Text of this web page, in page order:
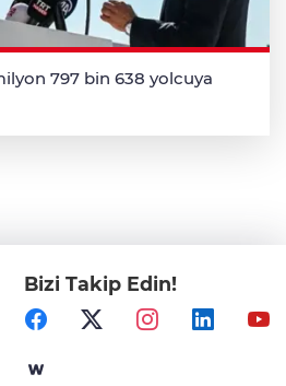
797 bin 638 yolcuya
Bizi Takip Edin!